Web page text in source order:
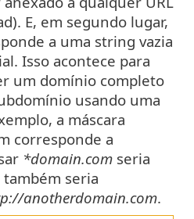
E, em segundo lugar,
a uma string vazia
Isso acontece para
um domínio completo
usando uma
a máscara
corresponde a
*domain.com seria
seria
anotherdomain.com.